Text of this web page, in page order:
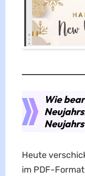
Wie
Heute
im PDF-